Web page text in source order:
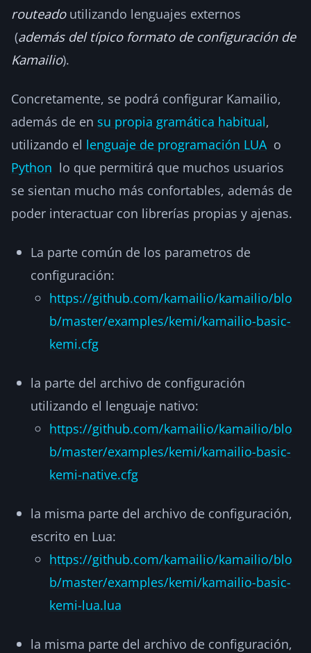
routeadoutilizando lenguajes externos
(además del típico formato de configuración de
Kamailio).
Concretamente, se podrá configurar Kamailio,
además de en su propia gramática habitual,
utilizando el lenguaje de programación LUAo
Python lo que permitirá que muchos usuarios
se sientan mucho más confortables, además de
poder interactuar con librerías propias y ajenas.
La parte común de los parametros de
configuración:
https://github.com/kamailio/kamailio/blo
b/master/examples/kemi/kamailio-basic-
kemi.cfg
la parte del archivo de configuración
utilizando el lenguaje nativo:
https://github.com/kamailio/kamailio/blo
b/master/examples/kemi/kamailio-basic-
kemi-native.cfg
la misma parte del archivo de configuración,
escrito en Lua:
https://github.com/kamailio/kamailio/blo
b/master/examples/kemi/kamailio-basic-
kemi-lua.lua
la misma parte del archivo de configuración,